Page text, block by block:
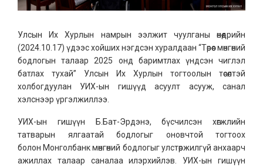
Улсын Их Хурлын намрын ээлжит чуулганы өнөөдрийн
(2024.10.17) үдээс хойших нэгдсэн хуралдаан “Төрөөс мөнгөний
бодлогын талаар 2025 онд баримтлах үндсэн чиглэл
батлах тухай” Улсын Их Хурлын тогтоолын төсөлтэй
холбогдуулан УИХ-ын гишүүд асуулт асууж, санал
хэлснээр үргэлжиллээ.
УИХ-ын гишүүн Б.Бат-Эрдэнэ, бүсчилсэн хөгжлийн
татварын ялгаатай бодлогыг оновчтой тогтоох
болон Монголбанк мөнгөний бодлогыг улстөржилгүй анхаарч
ажиллах талаар саналаа илэрхийлэв. УИХ-ын гишүүн